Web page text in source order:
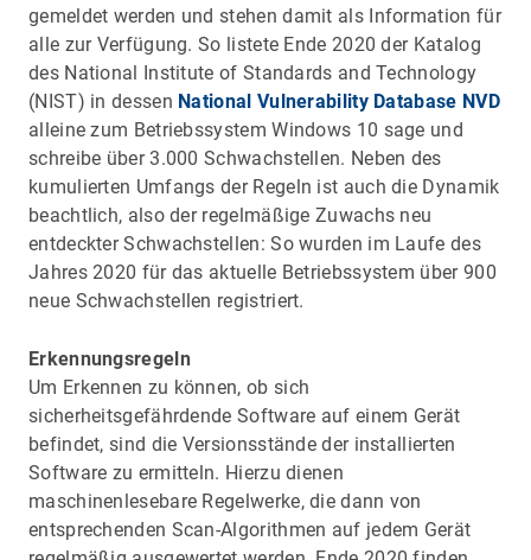
gemeldet werden und stehen damit als Information für
alle zur Verfügung. So listete Ende 2020 der Katalog
des National Institute of Standards and Technology
(NIST) in dessen National Vulnerability Database NVD
alleine zum Betriebssystem Windows 10 sage und
schreibe über 3.000 Schwachstellen. Neben des
kumulierten Umfangs der Regeln ist auch die Dynamik
beachtlich, also der regelmäßige Zuwachs neu
entdeckter Schwachstellen: So wurden im Laufe des
Jahres 2020 für das aktuelle Betriebssystem über 900
neue Schwachstellen registriert.
Erkennungsregeln
Um Erkennen zu können, ob sich
sicherheitsgefährdende Software auf einem Gerät
befindet, sind die Versionsstände der installierten
Software zu ermitteln. Hierzu dienen
maschinenlesebare Regelwerke, die dann von
entsprechenden Scan-Algorithmen auf jedem Gerät